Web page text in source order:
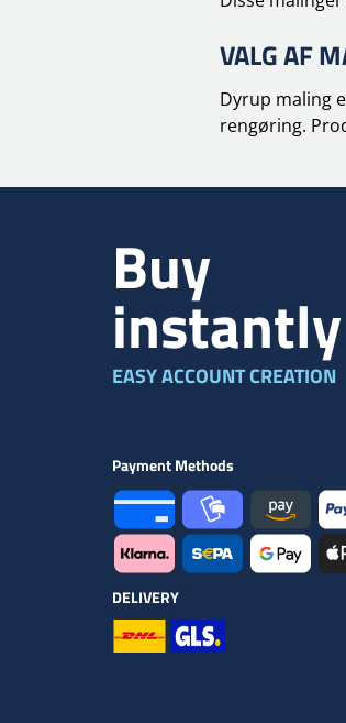
VALG AF
Dyrup maling
rengøring.
Buy
instantly
EASY ACCOUNT CREATION
Payment Methods
DELIVERY